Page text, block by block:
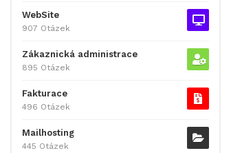
WebSite
907 Otázek
Zákaznická administrace
895 Otázek
Fakturace
496 Otázek
Mailhosting
445 Otázek